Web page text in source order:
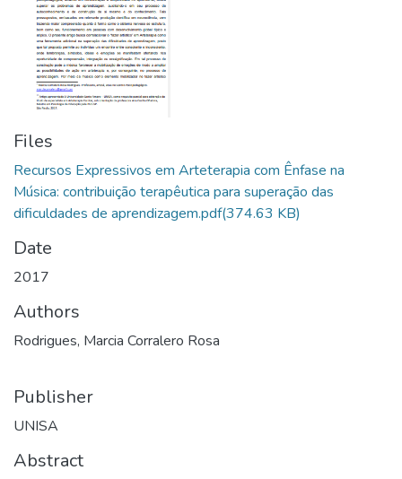
Files
Recursos Expressivos em Arteterapia com Ênfase na
Música: contribuição terapêutica para superação das
dificuldades de aprendizagem.pdf(374.63 KB)
Date
2017
Authors
Rodrigues, Marcia Corralero Rosa
Publisher
UNISA
Abstract